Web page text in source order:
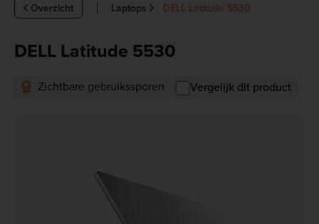
Laptops DELL Latitude 5530
Overzicht
DELL Latitude 5530
Zichtbare gebruikssporen Vergelijk dit product